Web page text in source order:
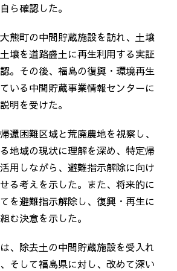
ら確認した。
熊町の中間貯蔵施設を訪れ、土壌
壌を道路盛土に再生利用する実証
。その後、福島の復興・環境再生
いる中間貯蔵事業情報センターに
明を受けた。
還困難区域と荒廃農地を視察し、
地域の現状に理解を深め、特定帰
用しながら、避難指示解除に向け
る考えを示した。また、将来的に
を避難指示解除し、復興・再生に
む決意を示した。
、除去土の中間貯蔵施設を受入れ
そして福島県に対し、改めて深い